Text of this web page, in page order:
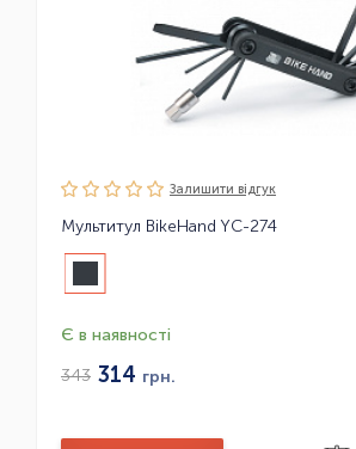
Залишити вiдгук
Мультитул BikeHand YC-274
Є в наявності
343 314 грн.